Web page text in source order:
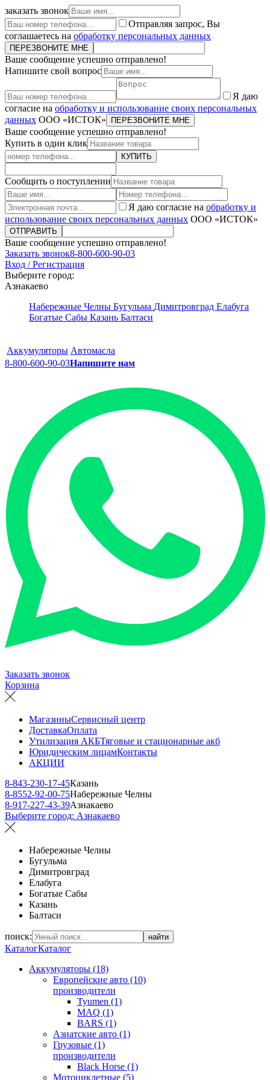
заказать звонок
Отправляя запрос, Вы
соглашаетесь на обработку персональных данных
ПЕРЕЗВОНИТЕ МНЕ
Ваше сообщение успешно отправлено!
Напишите свой вопрос
Я даю
согласие на обработку и использование своих персональных
данных ООО «ИСТОК» ПЕРЕЗВОНИТЕ МНЕ
Ваше сообщение успешно отправлено!
Купить в один клик
КУПИТЬ
Сообщить о поступлении
Я даю согласие на обработку и
использование своих персональных данных ООО «ИСТОК»
ОТПРАВИТЬ
Ваше сообщение успешно отправлено!
Заказать звонок8-800-600-90-03
Вход / Регистрация
Выберите город:
Азнакаево
Набережные Челны Бугульма Димитровград Елабуга
Богатые Сабы Казань Балтаси
Аккумуляторы Автомасла
8-800-600-90-03Напишите нам
Заказать звонок
Корзина
МагазиныСервисный центр
ДоставкаОплата
Утилизация АКБТяговые и стационарные акб
Юридическим лицамКонтакты
АКЦИИ
8-843-230-17-45Казань
8-8552-92-00-75Набережные Челны
8-917-227-43-39Азнакаево
Выберите город: Азнакаево
Набережные Челны
Бугульма
Димитровград
Елабуга
Богатые Сабы
Казань
Балтаси
поиск: найти
КаталогКаталог
Аккумуляторы (18)
Европейские авто (10)
производители
Tyumen (1)
MAQ (1)
BARS (1)
Азиатские авто (1)
Грузовые (1)
производители
Black Horse (1)
Мотоциклетные (5)